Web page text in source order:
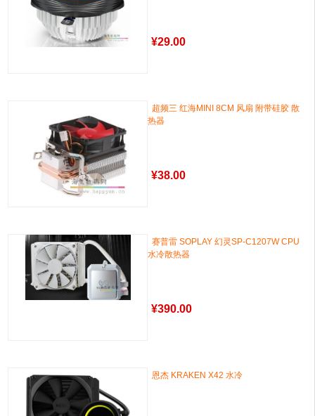
¥29.00
超频三 红海MINI 8CM 风扇 附带硅胶 散
热器
¥38.00
赛普雷 SOPLAY 幻灵SP-C1207W CPU
水冷散热器
¥390.00
恩杰 KRAKEN X42 水冷